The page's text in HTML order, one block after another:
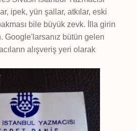
ipek, yün şallar, atkılar, eski
bile büyük zevk. İlla girin
Google'larsanız bütün gelen
alışveriş yeri olarak